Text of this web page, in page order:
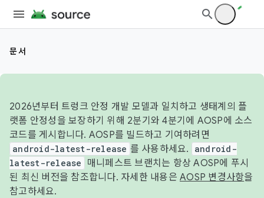
문서
2026년부터 트렁크 안정 개발 모델과 일치하고 생태계의 플
랫폼 안정성을 보장하기 위해 2분기와 4분기에 AOSP에 소스
코드를 게시합니다. AOSP를 빌드하고 기여하려면
android-latest-release 를 사용하세요.
android-
latest-release
매니페스트 브랜치는 항상 AOSP에 푸시
된 최신 버전을 참조합니다. 자세한 내용은 AOSP 변경사항을
참고하세요.